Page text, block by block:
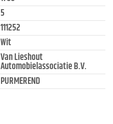
5
111252
Wit
Van Lieshout
Automobielassociatie B.V.
PURMEREND